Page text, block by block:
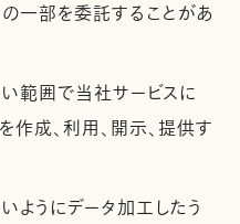
一部を委託することがあ
範囲で当社サービスに
作成、利用、開示、提供す
ようにデータ加工したう